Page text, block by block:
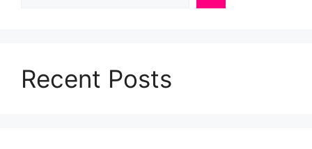
Recent Posts